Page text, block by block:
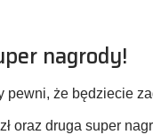
nagrody!
pewni, że będziecie
oraz druga super